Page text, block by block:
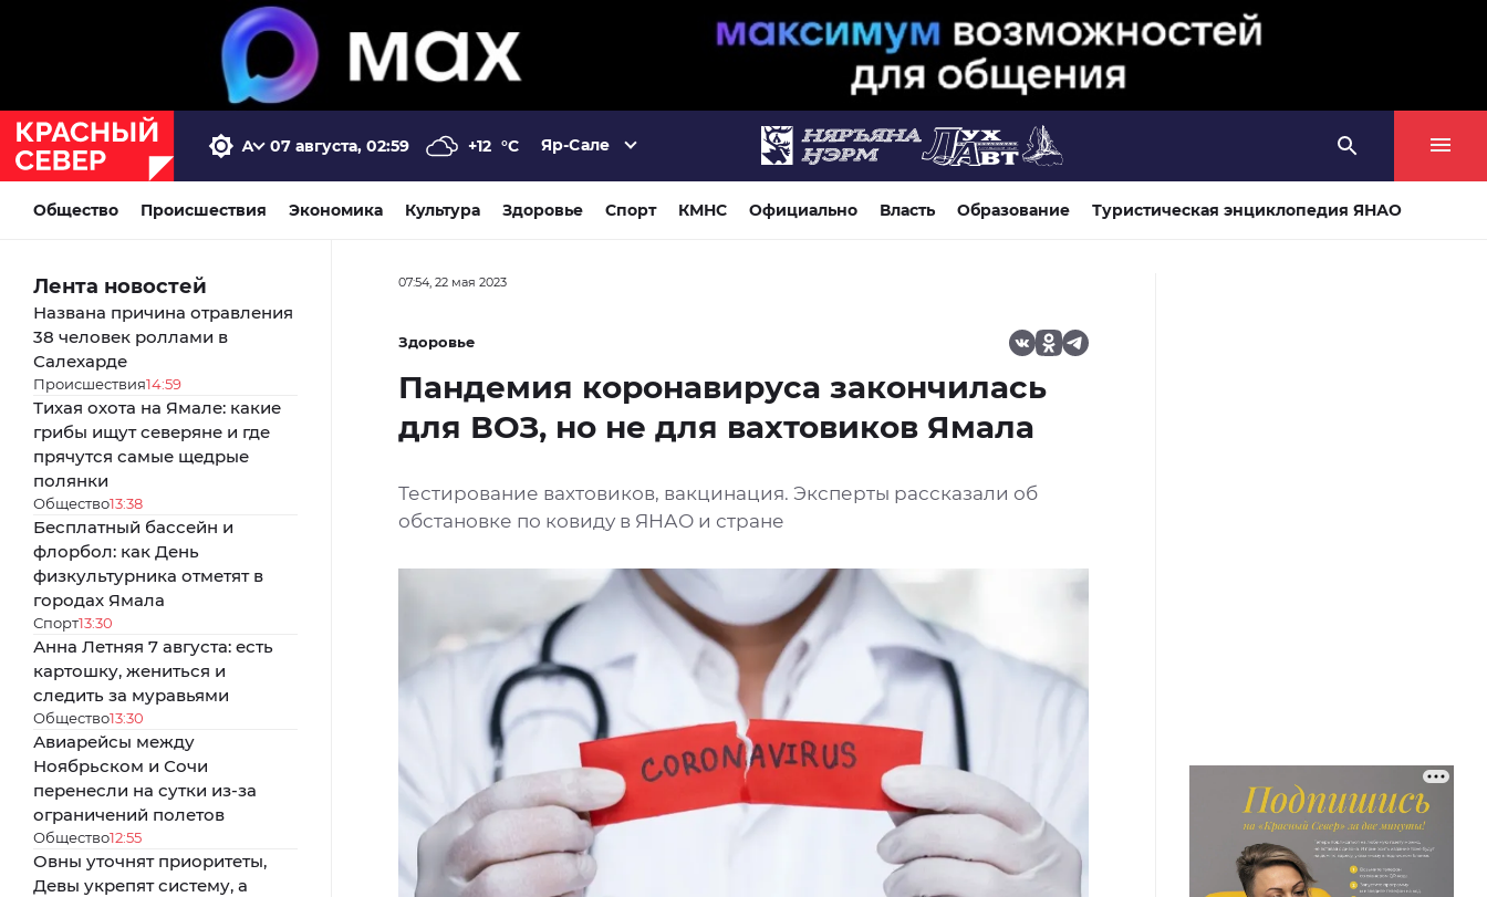
07 августа, 02:59 +12 °C Яр-Сале
Общество Происшествия Экономика Культура Здоровье Спорт КМНС Официально Власть Образование Туристическая энциклопедия ЯНАО
Лента новостей
Названа причина отравления
38 человек роллами в
Салехарде
Происшествия14:59
Тихая охота на Ямале: какие
грибы ищут северяне и где
прячутся самые щедрые
полянки
Общество13:38
Бесплатный бассейн и
флорбол: как День
физкультурника отметят в
городах Ямала
Спорт13:30
Анна Летняя 7 августа: есть
картошку, жениться и
следить за муравьями
Общество13:30
Авиарейсы между
Ноябрьском и Сочи
перенесли на сутки из-за
ограничений полетов
Общество12:55
Овны уточнят приоритеты,
Девы укрепят систему, а
07:54, 22 мая 2023
Здоровье
Пандемия коронавируса закончилась
для ВОЗ, но не для вахтовиков Ямала
Тестирование вахтовиков, вакцинация. Эксперты рассказали об
обстановке по ковиду в ЯНАО и стране